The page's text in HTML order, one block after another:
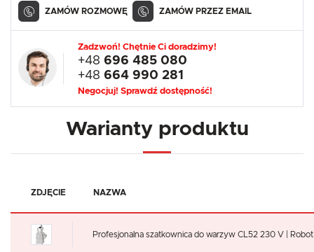
ZAMÓW ROZMOWĘ ZAMÓW PRZEZ EMAIL
Zadzwoń! Chętnie Ci doradzimy!
+48 696 485 080
+48 664 990 281
Negocjuj! Sprawdź dostępność!
Warianty produktu
ZDJĘCIE NAZWA
Profesjonalna szatkownica do warzyw CL52 230 V | Robot